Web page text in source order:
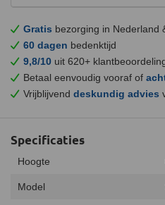
Gratis bezorging in Nederland
60 dagen bedenktijd
9,8/10 uit 620+
Betaal eenvoudig vooraf of
Vrijblijvend deskundig advies
Specificaties
Hoogte
Model